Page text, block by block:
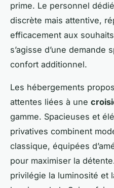
prime. Le personnel
discrète mais attentive,
efficacement aux
s’agisse d’une demande
confort additionnel.
Les hébergements
attentes liées à une
gamme. Spacieuses et
privatives combinent
classique, équipées
pour maximiser la
privilégie la luminosité et